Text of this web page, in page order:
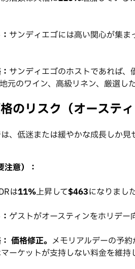
サンディエゴには高い関心が集
サンディエゴのホストであれば
元のワイン、高級リネン、厳選し
のリスク（オーステ
、低迷または緩やかな成長しか見
注意）：
は11%上昇して$463になりまし
ゲストがオースティンをホリデ
価格修正。 メモリアルデーの予
ーケットが支持しない料金を維持